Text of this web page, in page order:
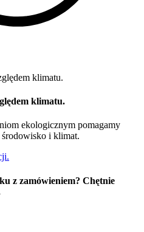
klimatu.
ekologicznym pomagamy
i klimat.
z zamówieniem? Chętnie